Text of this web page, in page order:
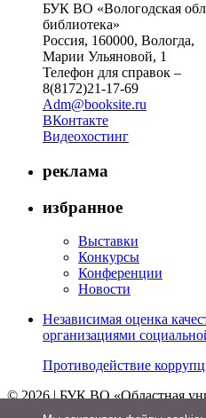
БУК ВО «Вологодская
библиотека»
Россия, 160000, Вологда,
Марии Ульяновой, 1
Телефон для справок –
8(8172)21-17-69
Adm@booksite.ru
ВКонтакте
Видеохостинг
реклама
избранное
Выставки
Конкурсы
Конференции
Новости
Независимая оценка
организациями
Противодействие
© 2026 | БУК ВО «Областная
библиотека»